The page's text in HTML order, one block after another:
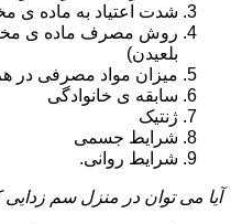
شدت اعتیاد به ماده ی
روش مصرف ماده ی
بلعیدن)
میزان مواد مصرفی در
سابقه ی خانوادگی
ژنتیک
شرایط جسمی
شرایط روانی.
آیا می توان در منزل سم زدایی